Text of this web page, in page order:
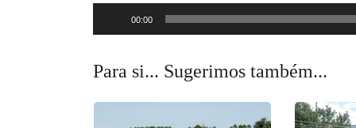
00:00
Para si... Sugerimos também...